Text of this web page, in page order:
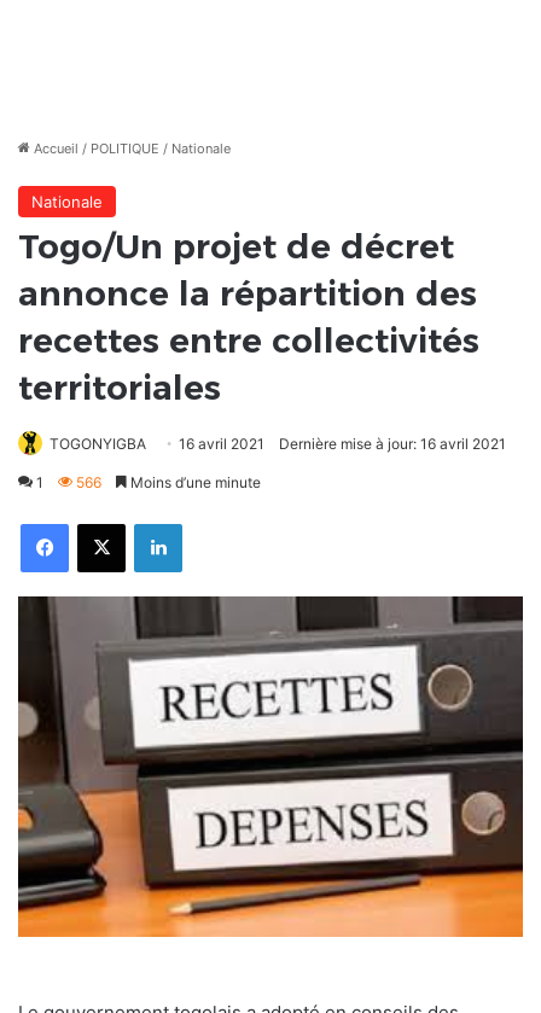
Accueil / POLITIQUE / Nationale
Nationale
Togo/Un projet de décret
annonce la répartition des
recettes entre collectivités
territoriales
TOGONYIGBA 16 avril 2021 Dernière mise à jour: 16 avril 2021
1 566 Moins d’une minute
FacebookX Linkedin